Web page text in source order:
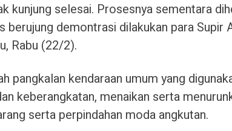
kunjung selesai. Prosesnya sementara
berujung demontrasi dilakukan para Supir
Rabu (22/2).
pangkalan kendaraan umum yang
keberangkatan, menaikan serta
serta perpindahan moda angkutan.